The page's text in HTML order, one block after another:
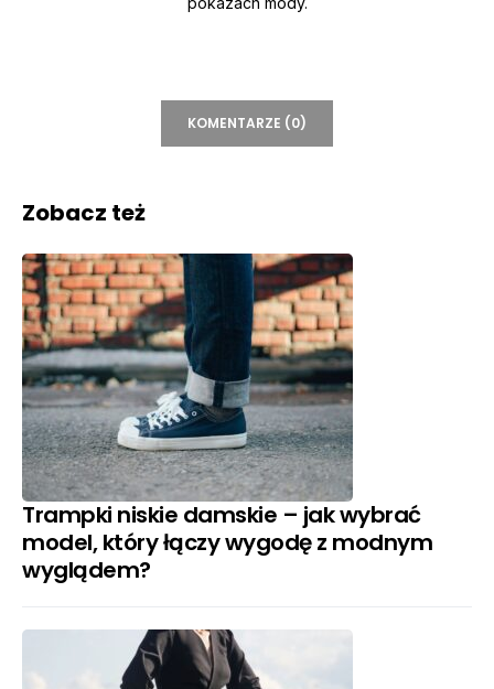
KOMENTARZE (0)
Zobacz też
Trampki niskie damskie – jak wybrać
model, który łączy wygodę z modnym
wyglądem?